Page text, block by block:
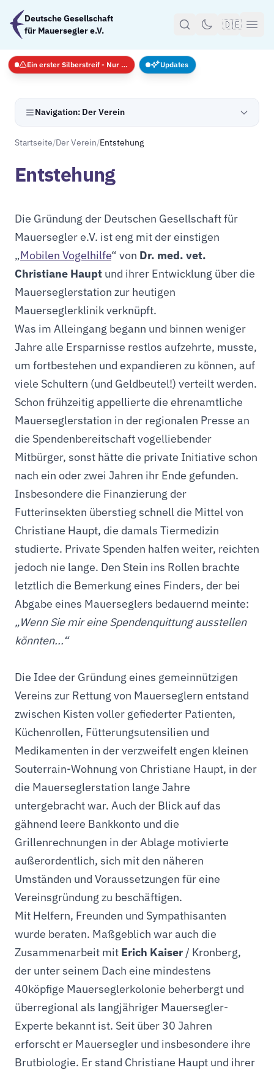
Zum Hauptinhalt springen
Deutsche Gesellschaft
für Mauersegler e.V.
🇩🇪
Navigation: Der Verein
Startseite/Der Verein/Entstehung
Entstehung
Die Gründung der Deutschen Gesellschaft für
Mauersegler e.V. ist eng mit der einstigen
„Mobilen Vogelhilfe“ von Dr. med. vet.
Christiane Haupt und ihrer Entwicklung über die
Mauerseglerstation zur heutigen
Mauerseglerklinik verknüpft.
Was im Alleingang begann und binnen weniger
Jahre alle Ersparnisse restlos aufzehrte, musste,
um fortbestehen und expandieren zu können, auf
viele Schultern (und Geldbeutel!) verteilt werden.
Schon frühzeitig appellierte die ehrenamtliche
Mauerseglerstation in der regionalen Presse an
die Spendenbereitschaft vogelliebender
Mitbürger, sonst hätte die private Initiative schon
nach ein oder zwei Jahren ihr Ende gefunden.
Insbesondere die Finanzierung der
Futterinsekten überstieg schnell die Mittel von
Christiane Haupt, die damals Tiermedizin
studierte. Private Spenden halfen weiter, reichten
jedoch nie lange. Den Stein ins Rollen brachte
letztlich die Bemerkung eines Finders, der bei
Abgabe eines Mauerseglers bedauernd meinte:
„Wenn Sie mir eine Spendenquittung ausstellen
könnten...“
Die Idee der Gründung eines gemeinnützigen
Vereins zur Rettung von Mauerseglern entstand
zwischen Kisten voller gefiederter Patienten,
Küchenrollen, Fütterungsutensilien und
Medikamenten in der verzweifelt engen kleinen
Souterrain-Wohnung von Christiane Haupt, in der
die Mauerseglerstation lange Jahre
untergebracht war. Auch der Blick auf das
gähnend leere Bankkonto und die
Grillenrechnungen in der Ablage motivierte
außerordentlich, sich mit den näheren
Umständen und Voraussetzungen für eine
Vereinsgründung zu beschäftigen.
Mit Helfern, Freunden und Sympathisanten
wurde beraten. Maßgeblich war auch die
Zusammenarbeit mit Erich Kaiser / Kronberg,
der unter seinem Dach eine mindestens
40köpfige Mauerseglerkolonie beherbergt und
überregional als langjähriger Mauersegler-
Experte bekannt ist. Seit über 30 Jahren
erforscht er Mauersegler und insbesondere ihre
Brutbiologie. Er stand Christiane Haupt und ihrer
Ein erster Silberstreif - Nur Notfälle Updates